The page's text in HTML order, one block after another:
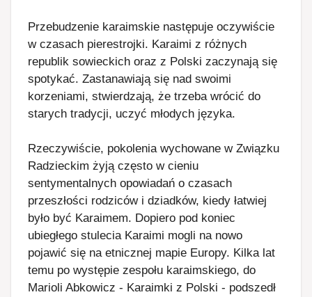
Przebudzenie karaimskie następuje oczywiście
w czasach pierestrojki. Karaimi z różnych
republik sowieckich oraz z Polski zaczynają się
spotykać. Zastanawiają się nad swoimi
korzeniami, stwierdzają, że trzeba wrócić do
starych tradycji, uczyć młodych języka.
Rzeczywiście, pokolenia wychowane w Związku
Radzieckim żyją często w cieniu
sentymentalnych opowiadań o czasach
przeszłości rodziców i dziadków, kiedy łatwiej
było być Karaimem. Dopiero pod koniec
ubiegłego stulecia Karaimi mogli na nowo
pojawić się na etnicznej mapie Europy. Kilka lat
temu po występie zespołu karaimskiego, do
Marioli Abkowicz - Karaimki z Polski - podszedł